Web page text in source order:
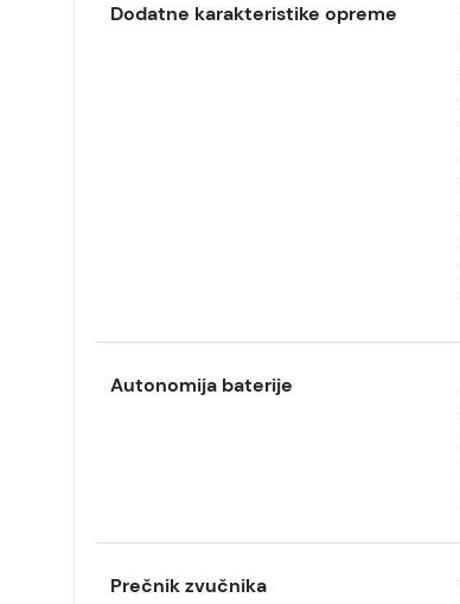
Dodatne karakteristike opreme
Autonomija baterije
Prečnik zvučnika